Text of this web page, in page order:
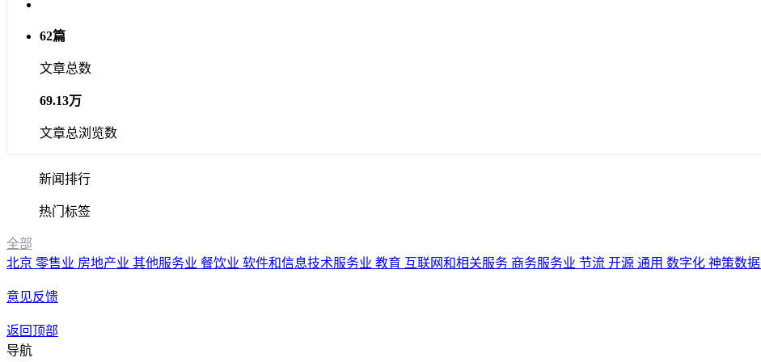
62篇
文章总数
69.13万
文章总浏览数
新闻排行
热门标签
全部
北京 零售业 房地产业 其他服务业 餐饮业 软件和信息技术服务业 教育 互联网和相关服务 商务服务业 节流 开源 通用 数字化 神策数据
意见反馈
返回顶部
导航